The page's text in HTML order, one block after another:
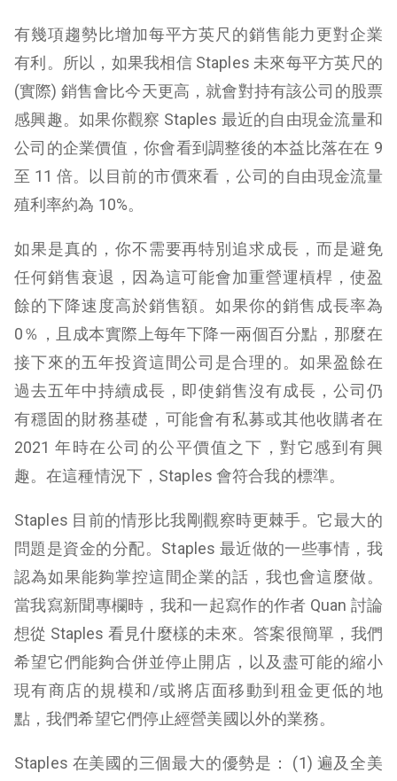
有幾項趨勢比增加每平方英尺的銷售能力更對企業
有利。所以，如果我相信 Staples 未來每平方英尺的
(實際) 銷售會比今天更高，就會對持有該公司的股票
感興趣。如果你觀察 Staples 最近的自由現金流量和
公司的企業價值，你會看到調整後的本益比落在在 9
至 11 倍。以目前的市價來看，公司的自由現金流量
殖利率約為 10%。
如果是真的，你不需要再特別追求成長，而是避免
任何銷售衰退，因為這可能會加重營運槓桿，使盈
餘的下降速度高於銷售額。如果你的銷售成長率為
0％，且成本實際上每年下降一兩個百分點，那麼在
接下來的五年投資這間公司是合理的。如果盈餘在
過去五年中持續成長，即使銷售沒有成長，公司仍
有穩固的財務基礎，可能會有私募或其他收購者在
2021 年時在公司的公平價值之下，對它感到有興
趣。在這種情況下，Staples 會符合我的標準。
Staples 目前的情形比我剛觀察時更棘手。它最大的
問題是資金的分配。Staples 最近做的一些事情，我
認為如果能夠掌控這間企業的話，我也會這麼做。
當我寫新聞專欄時，我和一起寫作的作者 Quan 討論
想從 Staples 看見什麼樣的未來。答案很簡單，我們
希望它們能夠合併並停止開店，以及盡可能的縮小
現有商店的規模和/或將店面移動到租金更低的地
點，我們希望它們停止經營美國以外的業務。
Staples 在美國的三個最大的優勢是： (1) 遍及全美